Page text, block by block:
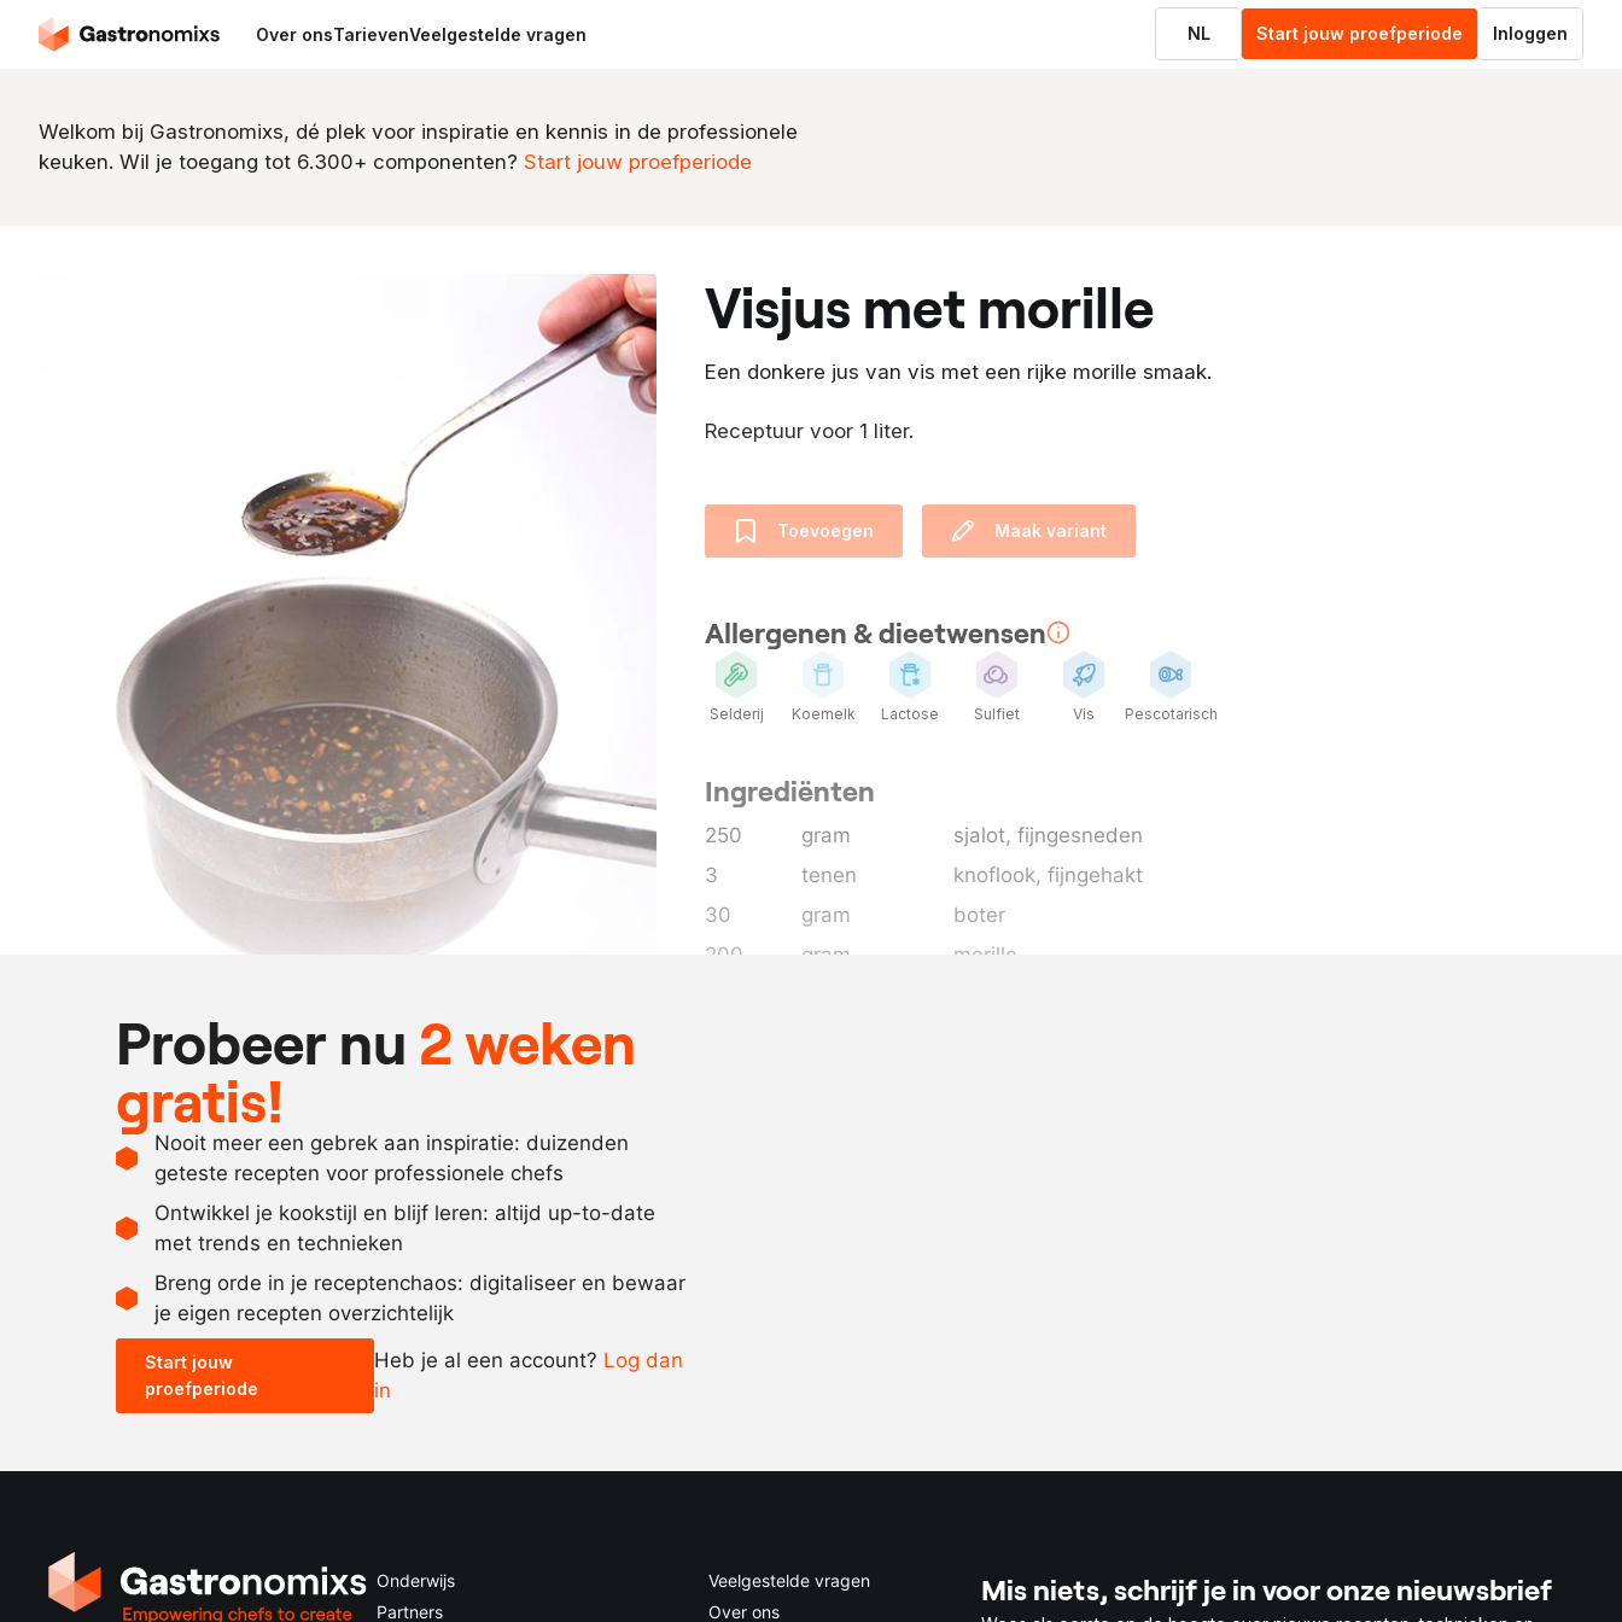
Over onsTarievenVeelgestelde vragen NL Start jouw proefperiode Inloggen
Welkom bij Gastronomixs, dé plek voor inspiratie en kennis in de professionele
keuken. Wil je toegang tot 6.300+ componenten? Start jouw proefperiode
visjus met morille
Een donkere jus van vis met een rijke morille smaak.
Receptuur voor 1 liter.
Toevoegen Maak variant
Allergenen & dieetwensen
Selderij Koemelk Lactose Sulfiet Vis Pescotarisch
Ingrediënten
250 gram sjalot, fijngesneden
3
tenen knoflook, fijngehakt
30
gram
boter
200
gram
morille
Probeer nu 2 weken
gratis!
Nooit meer een gebrek aan inspiratie: duizenden
geteste recepten voor professionele chefs
Ontwikkel je kookstijl en blijf leren: altijd up-to-date
met trends en technieken
Breng orde in je receptenchaos: digitaliseer en bewaar
je eigen recepten overzichtelijk
Start jouw
proefperiode
Heb je al een account? Log dan
in
Onderwijs
Partners
Veelgestelde vragen
Over ons
Mis niets, schrijf je in voor onze nieuwsbrief